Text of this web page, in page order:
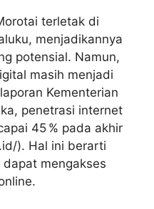
terletak di
menjadikannya
potensial. Namun,
masih menjadi
Kementerian
penetrasi internet
45 % pada akhir
). Hal ini berarti
mengakses